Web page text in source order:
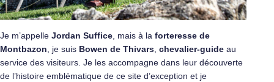
Je m’appelle Jordan Suffice, mais à la forteresse de
Montbazon, je suis Bowen de Thivars, chevalier-guide au
service des visiteurs. Je les accompagne dans leur découverte
de l’histoire emblématique de ce site d’exception et je